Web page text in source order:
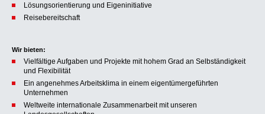
Lösungsorientierung und Eigeninitiative
Reisebereitschaft
Wir bieten:
Vielfältige Aufgaben und Projekte mit hohem Grad an Selbständigkeit
und Flexibilität
Ein angenehmes Arbeitsklima in einem eigentümergeführten
Unternehmen
Weltweite internationale Zusammenarbeit mit unseren